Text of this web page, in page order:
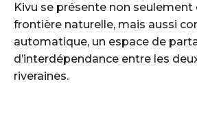
Kivu se présente non
frontière naturelle, mais aussi
automatique, un espace de
d’interdépendance entre les
riveraines.